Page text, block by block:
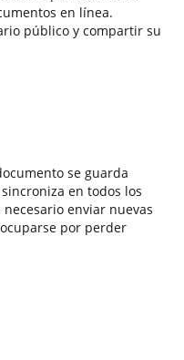
en línea.
público y compartir su
se guarda
en todos los
enviar nuevas
por perder